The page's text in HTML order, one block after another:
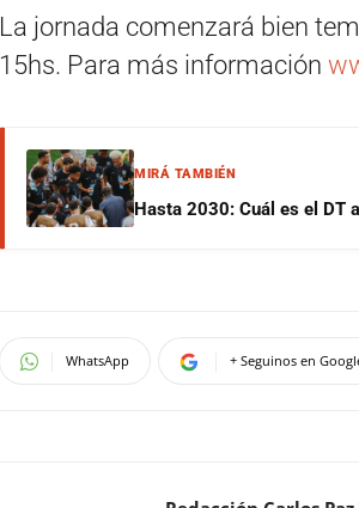
La jornada comenzará bien
15hs. Para más información
MIRÁ TAMBIÉN
Hasta 2030: Cuál es el DT
WhatsApp + Seguinos en